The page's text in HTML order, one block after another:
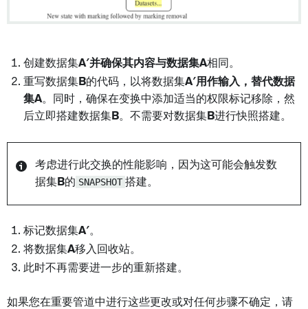
创建数据集A′并确保其内容与数据集A相同。
重写数据集B的代码，以将数据集A′用作输入，替代数据
集A。同时，确保在变换中添加适当的权限标记移除，然
后立即搭建数据集B。不需要对数据集B进行快照搭建。
考虑进行此交换的性能影响，因为这可能会触发数
据集B的 SNAPSHOT 搭建。
标记数据集A′。
将数据集A移入回收站。
此时不再需要进一步的重新搭建。
如果您在重要管道中进行这些更改或对任何步骤不确定，请